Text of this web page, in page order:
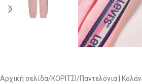
Αρχική σελίδα/ΚΟΡΙΤΣΙ /Παντελόνια | Κολάν